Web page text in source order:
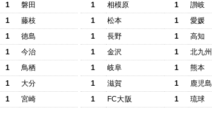
1
磐田
1
藤枝
1
徳島
1
今治
1
鳥栖
1
大分
1 宮崎
1
相模原 1
讃岐
1
松本 1
愛媛
1
長野 1
高知
1
金沢 1
北九州
1
岐阜 1
熊本
1
滋賀 1
鹿児島
1
FC大阪 1 琉球